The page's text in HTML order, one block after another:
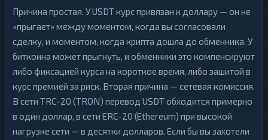
Причина простая. У USDT курс привязан к доллару — он не
«прыгает» между моментом, когда вы согласовали
сделку, и моментом, когда крипта дошла до обменника. У
биткоина может прыгнуть, и обменники это компенсируют
либо фиксацией курса на короткое время, либо зашитой в
курс премией за риск. Вторая причина — сетевая комиссия.
В сети TRC-20 (TRON) перевод USDT обходится примерно
в один доллар, в сети ERC-20 (Ethereum) при высокой
нагрузке сети — в десятки долларов. Если бы вы захотели